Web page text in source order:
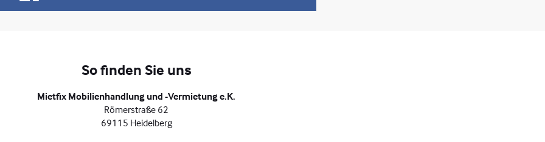
So finden Sie uns
Mietfix Mobilienhandlung und -Vermietung e.K.
Römerstraße 62
69115 Heidelberg